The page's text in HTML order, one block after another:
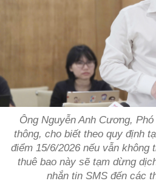
Ông Nguyễn Anh Cương,
thông, cho biết theo quy định
điểm 15/6/2026 nếu vẫn không
thuê bao này sẽ tạm dừng
nhắn tin SMS đến các